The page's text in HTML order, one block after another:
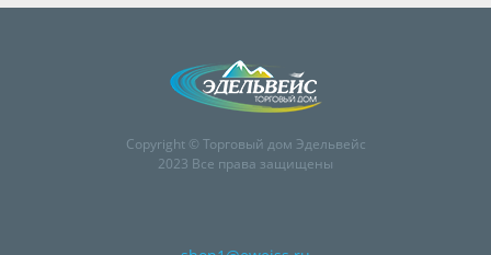
можете легко и быстро установить плинтусы, подоконники, рамы,
Copyright © Торговый дом Эдельвейс
2023 Все права защищены